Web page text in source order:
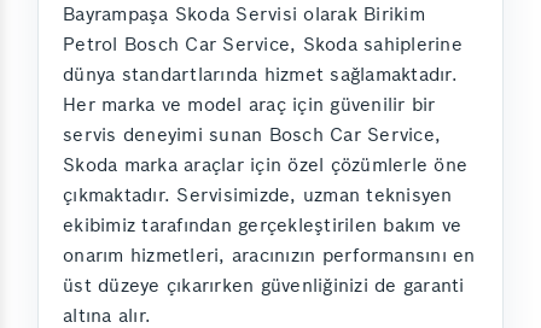
Bayrampaşa Skoda Servisi olarak Birikim
Petrol Bosch Car Service, Skoda sahiplerine
dünya standartlarında hizmet sağlamaktadır.
Her marka ve model araç için güvenilir bir
servis deneyimi sunan Bosch Car Service,
Skoda marka araçlar için özel çözümlerle öne
çıkmaktadır. Servisimizde, uzman teknisyen
ekibimiz tarafından gerçekleştirilen bakım ve
onarım hizmetleri, aracınızın performansını en
üst düzeye çıkarırken güvenliğinizi de garanti
altına alır.